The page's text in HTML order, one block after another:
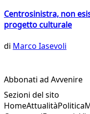
Centrosinistra, non
progetto culturale
di Marco Iasevoli
Abbonati ad Avvenire
Sezioni del sito
HomeAttualitàPolitica